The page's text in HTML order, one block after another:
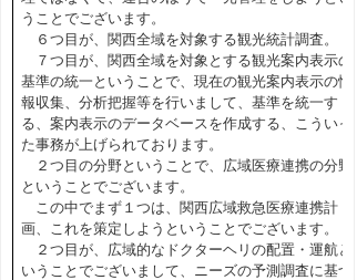
うことでございます。
６つ目が、関西全域を対象する観光統計調査。
７つ目が、関西全域を対象とする観光案内表示の
基準の統一ということで、現在の観光案内表示の情
報収集、分析把握等を行いまして、基準を統一す
る、案内表示のデータベースを作成する、こういっ
た事務が上げられております。
２つ目の分野ということで、広域医療連携の分野
ということでございます。
この中でまず１つは、関西広域救急医療連携計
画、これを策定しようということでございます。
２つ目が、広域的なドクターヘリの配置・運航と
いうことでございまして、ニーズの予測調査に基づ